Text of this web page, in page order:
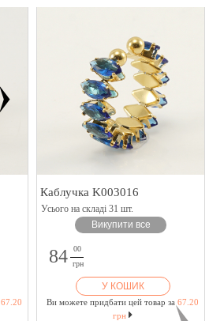
67.20
Каблучка K003016
Усього на складі 31 шт.
Викупити все
84
00
грн
У КОШИК
Ви можете придбати цей товар за 67.20
грн